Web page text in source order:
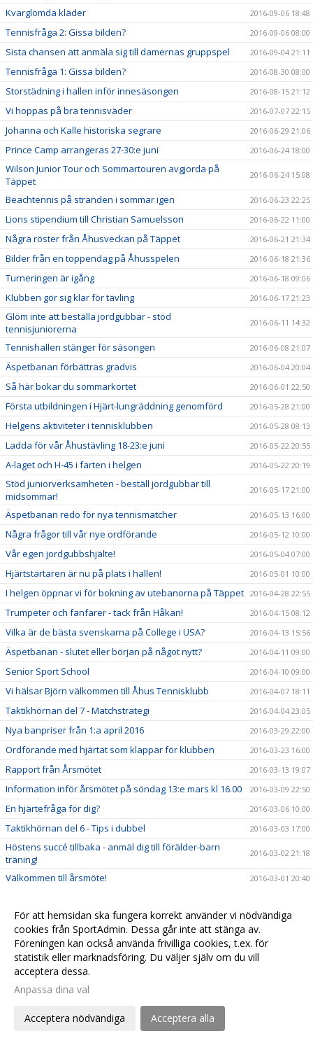
Kvarglömda kläder 2016-09-06 18:48
Tennisfråga 2: Gissa bilden? 2016-09-06 08:00
Sista chansen att anmäla sig till damernas gruppspel 2016-09-04 21:11
Tennisfråga 1: Gissa bilden? 2016-08-30 08:00
Storstädning i hallen inför innesäsongen 2016-08-15 21:12
Vi hoppas på bra tennisväder 2016-07-07 22:15
Johanna och Kalle historiska segrare 2016-06-29 21:06
Prince Camp arrangeras 27-30:e juni 2016-06-24 18:00
Wilson Junior Tour och Sommartouren avgjorda på
Täppet
2016-06-24 15:08
Beachtennis på stranden i sommar igen 2016-06-23 22:25
Lions stipendium till Christian Samuelsson 2016-06-22 11:00
Några röster från Åhusveckan på Täppet 2016-06-21 21:34
Bilder från en toppendag på Åhusspelen 2016-06-18 21:36
Turneringen är igång 2016-06-18 09:06
Klubben gör sig klar för tävling 2016-06-17 21:23
Glöm inte att beställa jordgubbar - stöd
tennisjuniorerna
2016-06-11 14:32
Tennishallen stänger för säsongen 2016-06-08 21:07
Äspetbanan förbättras gradvis 2016-06-04 20:04
Så här bokar du sommarkortet 2016-06-01 22:50
Första utbildningen i Hjärt-lungräddning genomförd 2016-05-28 21:00
Helgens aktiviteter i tennisklubben 2016-05-28 08:13
Ladda för vår Åhustävling 18-23:e juni 2016-05-22 20:55
A-laget och H-45 i farten i helgen 2016-05-22 20:19
Stöd juniorverksamheten - beställ jordgubbar till
midsommar!
2016-05-17 21:00
Äspetbanan redo för nya tennismatcher 2016-05-13 16:00
Några frågor till vår nye ordförande 2016-05-12 10:00
Vår egen jordgubbshjälte! 2016-05-04 07:00
Hjärtstartaren är nu på plats i hallen! 2016-05-01 10:00
I helgen öppnar vi för bokning av utebanorna på Täppet 2016-04-28 22:55
Trumpeter och fanfarer - tack från Håkan! 2016-04-15 08:12
Vilka är de bästa svenskarna på College i USA? 2016-04-13 15:56
Äspetbanan - slutet eller början på något nytt? 2016-04-11 09:00
Senior Sport School 2016-04-10 09:00
Vi hälsar Björn välkommen till Åhus Tennisklubb 2016-04-07 18:11
Taktikhörnan del 7 - Matchstrategi 2016-04-04 23:05
Nya banpriser från 1:a april 2016 2016-03-29 22:00
Ordförande med hjärtat som klappar för klubben 2016-03-23 16:00
Rapport från Årsmötet 2016-03-13 19:07
Information inför årsmötet på söndag 13:e mars kl 16.00 2016-03-09 22:50
En hjärtefråga för dig? 2016-03-06 10:00
Taktikhörnan del 6 - Tips i dubbel 2016-03-03 17:00
Höstens succé tillbaka - anmäl dig till förälder-barn
träning!
2016-03-02 21:18
Välkommen till årsmöte! 2016-03-01 20:40
Håll tummarna för Christian i Jönköping 2016-02-17 12:29
Taktikhörnan del 5 - När ska man smasha? 2016-02-11 11:00
Den mest populära Grand Slam turneringen är... 2016-02-06 23:00
Taktikhörnan del 4 - ta emot serve från vänsterhänt
spelare
Rapport från University of California - Filip Bergevi på
matchdag
För att hemsidan ska fungera korrekt använder vi nödvändiga
cookies från SportAdmin. Dessa går inte att stänga av.
Föreningen kan också använda frivilliga cookies, t.ex. för
statistik eller marknadsföring. Du väljer själv om du vill
acceptera dessa.
Anpassa dina val
Acceptera nödvändiga Acceptera alla